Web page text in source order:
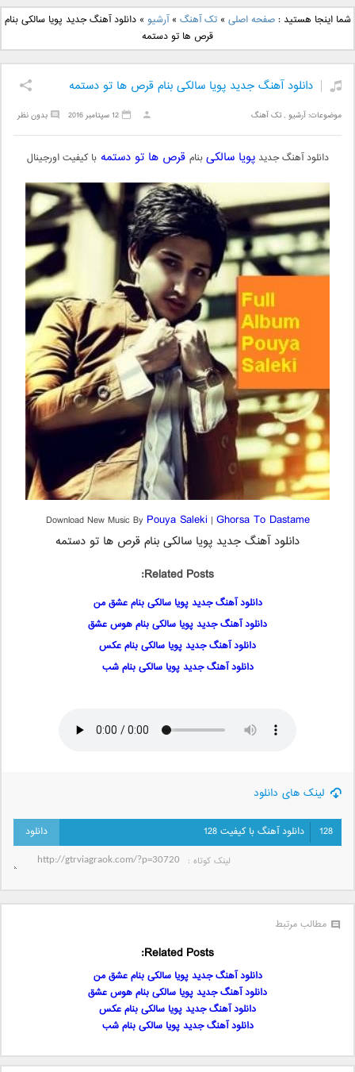
دانلود آهنگ جدید بهنام
بانی بنام قرص قمر 2
دانلود آهنگ جدید علی
یاسینی بنام دورترین نزدیک
شما اینجا هستید :صفحه اصلی »تک آهنگ »آرشیو »دانلود آهنگ جدید پویا سالکی بنام
قرص ها تو دستمه
دانلود آهنگ جدید پویا سالکی بنام قرص ها تو دستمه
موضوعات:آرشیو ,تک آهنگ بدون نظر 12 سپتامبر 2016
دانلود آهنگ جدیدپویا سالکیبنام قرص ها تو دستمه با کیفیت اورجینال
Download New Music By Pouya Saleki | Ghorsa To Dastame
دانلود آهنگ جدید پویا سالکی بنام قرص ها تو دستمه
Related Posts:
دانلود آهنگ جدید پویا سالکی بنام عشق من
دانلود آهنگ جدید پویا سالکی بنام هوس عشق
دانلود آهنگ جدید پویا سالکی بنام عکس
دانلود آهنگ جدید پویا سالکی بنام شب
لینک های دانلود
128 دانلود آهنگ با کیفیت 128
لینک کوتاه‌ :
مطالب مرتبط
Related Posts:
دانلود آهنگ جدید پویا سالکی بنام عشق من
دانلود آهنگ جدید پویا سالکی بنام هوس عشق
دانلود آهنگ جدید پویا سالکی بنام عکس
دانلود آهنگ جدید پویا سالکی بنام شب